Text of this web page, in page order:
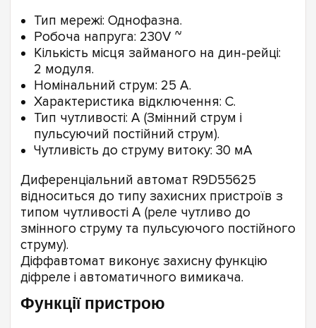
Тип мережі: Однофазна.
Робоча напруга: 230V ~
Кількість місця займаного на дин-рейці:
2 модуля.
Номінальний струм: 25 А.
Характеристика відключення: С.
Тип чутливості: А (Змінний струм і
пульсуючий постійний струм).
Чутливість до струму витоку: 30 мА
Диференціальний автомат R9D55625
відноситься до типу захисних пристроїв з
типом чутливості А (реле чутливо до
змінного струму та пульсуючого постійного
струму).
Діффавтомат виконує захисну функцію
діфреле і автоматичного вимикача.
Функції пристрою